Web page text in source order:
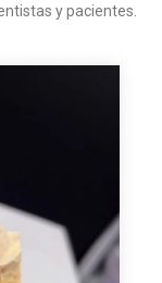
y pacientes.